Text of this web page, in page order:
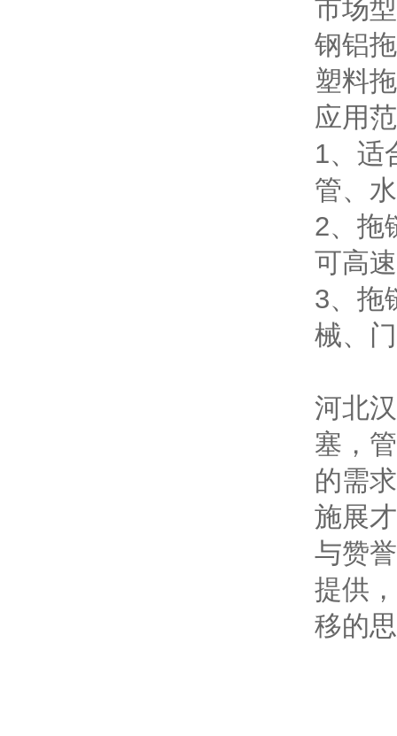
市场
钢铝
塑料
应用
1、适
管、
2、拖
可高
3、拖
械、
河北
塞，
的需
施展
与赞
提供
移的